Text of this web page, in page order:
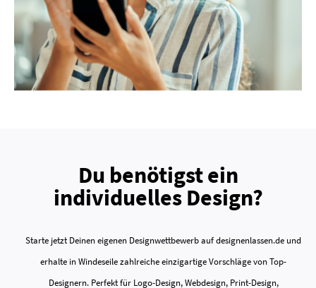
Du benötigst ein
individuelles Design?
Starte jetzt Deinen eigenen Designwettbewerb auf designenlassen.de und
erhalte in Windeseile zahlreiche einzigartige Vorschläge von Top-
Designern. Perfekt für Logo-Design, Webdesign, Print-Design,